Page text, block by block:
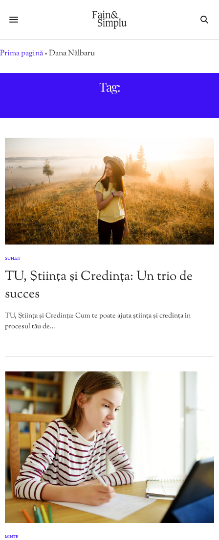
Prima pagină»Dana Nălbaru
Tag:
SUFLET
TU, Știința și Credința: Un trio de
succes
TU, Știința și Credința: Cum te poate ajuta știința și credința în
procesul tău de…
MINTE